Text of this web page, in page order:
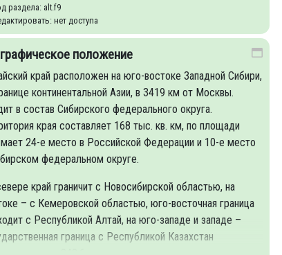
раздела: alt.f9
нет доступа
положение
край расположен на юго-востоке Западной Сибири,
континентальной Азии, в 3419 км от Москвы.
в состав Сибирского федерального округа.
края составляет 168 тыс. кв. км, по площади
24-е место в Российской Федерации и 10-е место
федеральном округе.
край граничит с Новосибирской областью, на
– с Кемеровской областью, юго-восточная граница
с Республикой Алтай, на юго-западе и западе –
граница с Республикой Казахстан